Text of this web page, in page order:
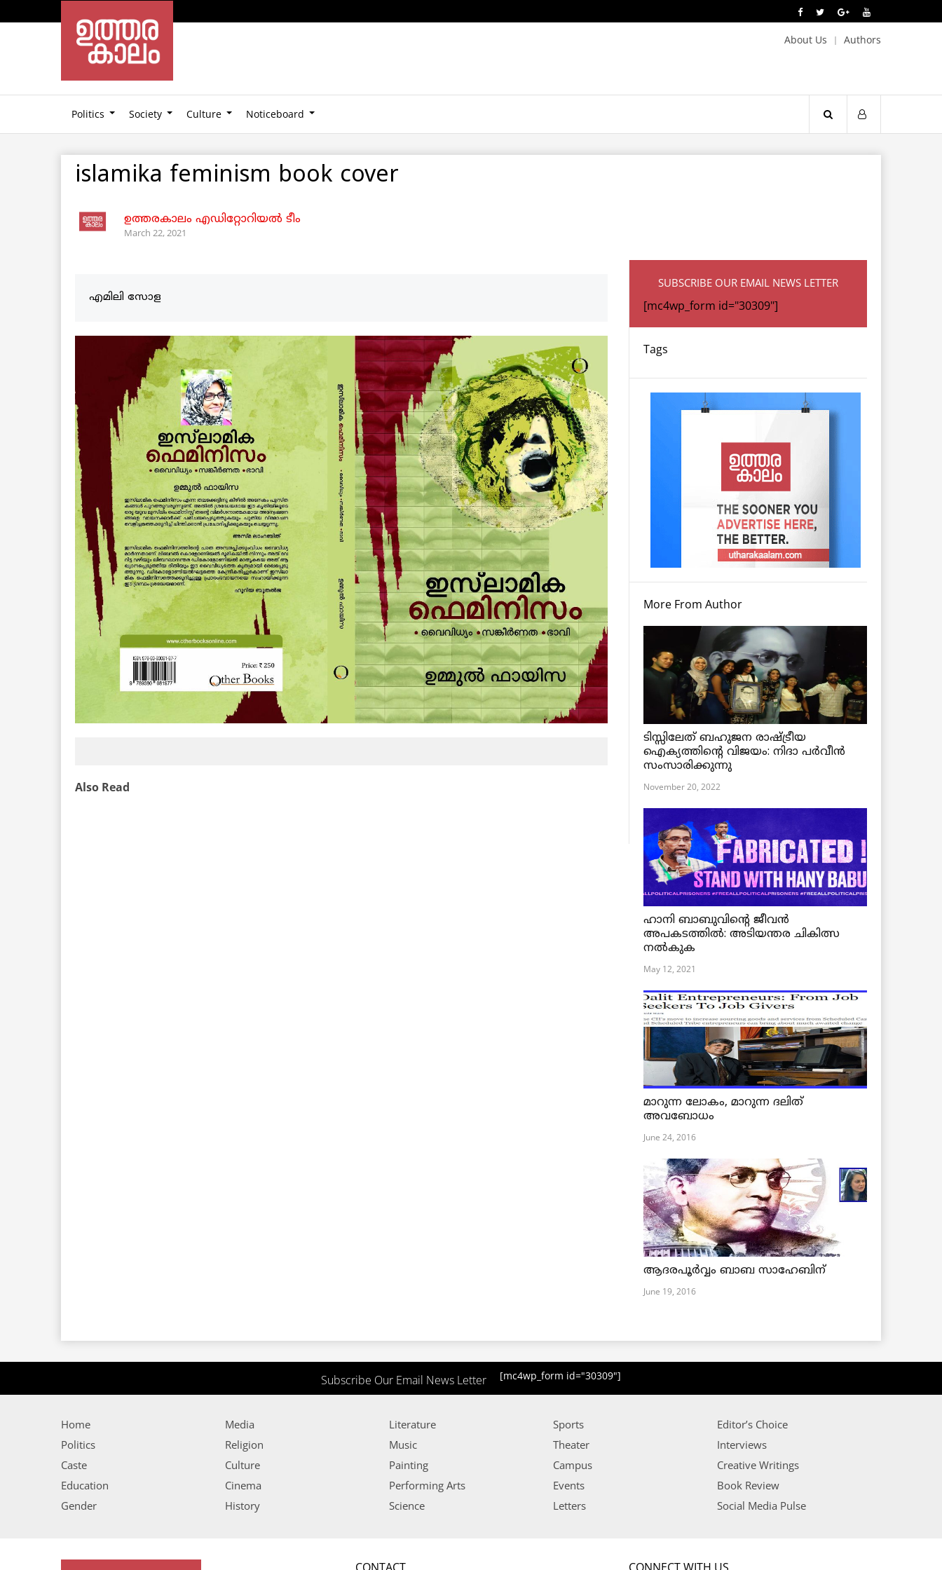
About Us Authors
Politics Society Culture Noticeboard
islamika feminism book cover
ഉത്തരകാലം എഡിറ്റോറിയല്‍ ടീം
March 22, 2021
എമിലി സോള
Also Read
SUBSCRIBE OUR EMAIL NEWS LETTER
[mc4wp_form id="30309"]
Tags
More From Author
ടിസ്സിലേത് ബഹുജന രാഷ്ട്രീയ
ഐക്യത്തിന്റെ വിജയം: നിദാ പർവീൻ
സംസാരിക്കുന്നു
November 20, 2022
ഹാനി ബാബുവിന്റെ ജീവൻ
അപകടത്തിൽ: അടിയന്തര ചികിത്സ
നൽകുക
May 12, 2021
മാറുന്ന ലോകം, മാറുന്ന ദലിത്
അവബോധം
June 24, 2016
ആദരപൂര്‍വ്വം ബാബ സാഹേബിന്
June 19, 2016
Subscribe Our Email News Letter [mc4wp_form id="30309"]
Home
Politics
Caste
Education
Gender
Media
Religion
Culture
Cinema
History
Literature
Music
Painting
Performing Arts
Science
Sports
Theater
Campus
Events
Letters
Editor’s Choice
Interviews
Creative Writings
Book Review
Social Media Pulse